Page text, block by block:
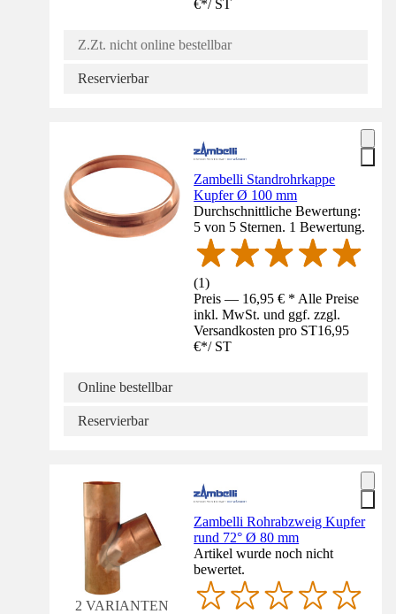
€*/ ST
Z.Zt. nicht online bestellbar
Reservierbar
Zambelli Standrohrkappe
Kupfer Ø 100 mm
Durchschnittliche Bewertung:
5 von 5 Sternen. 1 Bewertung.
(1)
Preis — 16,95 € * Alle Preise
inkl. MwSt. und ggf. zzgl.
Versandkosten pro ST16,95
€*/ ST
Online bestellbar
Reservierbar
2 VARIANTEN
Zambelli Rohrabzweig Kupfer
rund 72° Ø 80 mm
Artikel wurde noch nicht
bewertet.